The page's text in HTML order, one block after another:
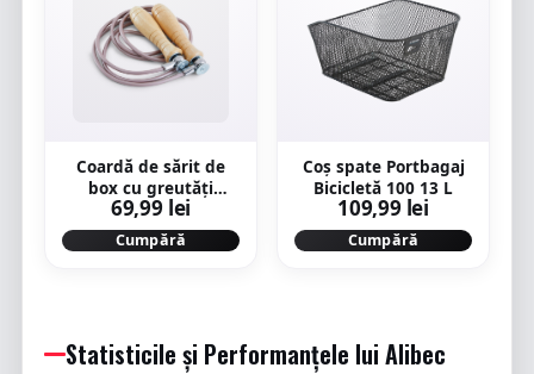
Coardă de sărit de
box cu greutăți
detașabile
69,99 lei
Cumpără
Coș spate Portbagaj
Bicicletă 100 13 L
109,99 lei
Cumpără
Statisticile și Performanțele lui Alibec